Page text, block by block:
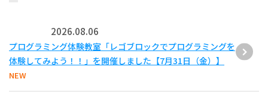
2026.08.06
プログラミング体験教室「レゴブロックでプログラミングを
体験してみよう！！」を開催しました【7月31日（金）】
NEW